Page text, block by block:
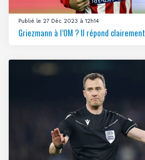
Publié le 27 Déc 2023 à 12h14
Griezmann à l’OM ? Il répond clairement